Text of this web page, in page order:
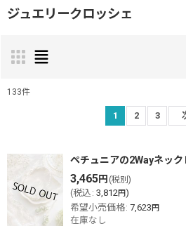
ジュエリークロッシェ
:
並び順
133件
1 2 3
ペチュニアの2Wayネック
3,465円 (税別)
(税込 : 3,812円)
希望小売価格: 7,623 円
在庫なし